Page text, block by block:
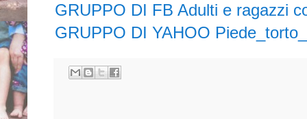
GRUPPO DI FB Adulti e ragazzi
GRUPPO DI YAHOO